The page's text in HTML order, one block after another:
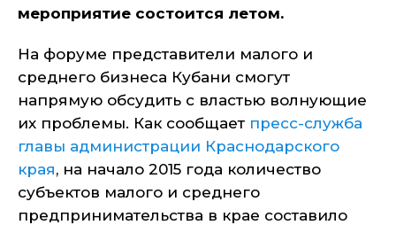
мероприятие состоится летом.
На форуме представители малого и
среднего бизнеса Кубани смогут
напрямую обсудить с властью волнующие
их проблемы. Как сообщает пресс-служба
главы администрации Краснодарского
края, на начало 2015 года количество
субъектов малого и среднего
предпринимательства в крае составило